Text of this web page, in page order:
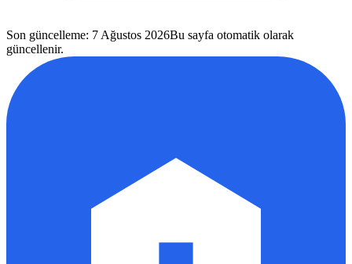
Son güncelleme: 7 Ağustos 2026Bu sayfa otomatik olarak
güncellenir.